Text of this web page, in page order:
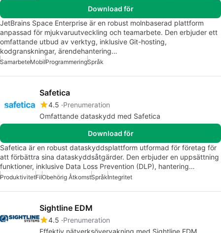
Download för
JetBrains Space Enterprise är en robust molnbaserad plattform
anpassad för mjukvaruutveckling och teamarbete. Den erbjuder ett
omfattande utbud av verktyg, inklusive Git-hosting,
kodgranskningar, ärendehantering…
SamarbeteMobilProgrammeringSpråk
Safetica
4.5 Prenumeration
Omfattande dataskydd med Safetica
Download för
Safetica är en robust dataskyddsplattform utformad för företag för
att förbättra sina dataskyddsåtgärder. Den erbjuder en uppsättning
funktioner, inklusive Data Loss Prevention (DLP), hantering…
ProduktivitetFilObehörig ÅtkomstSpråkIntegritet
Sightline EDM
4.5 Prenumeration
Effektiv nätverksövervakning med Sightline EDM